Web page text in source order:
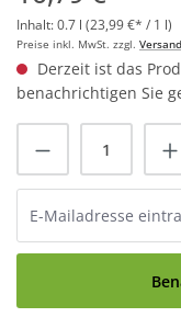
Inhalt:0.7 l (23,99 €* / 1 l)
Preise inkl. MwSt. zzgl.
Derzeit ist das
benachrichtigen Sie